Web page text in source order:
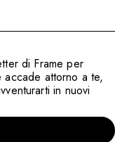
di Frame per
attorno a te,
in nuovi